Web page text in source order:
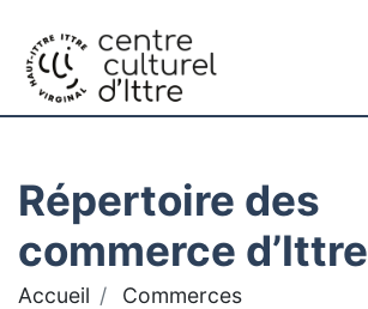
Répertoire des
commerce d’Ittre
Accueil Commerces